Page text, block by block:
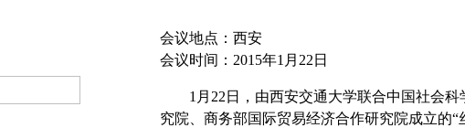
会议地点：西安
会议时间：2015年1月22日
1月22日，由西安交通大学联合中国社会科
究院、商务部国际贸易经济合作研究院成立的